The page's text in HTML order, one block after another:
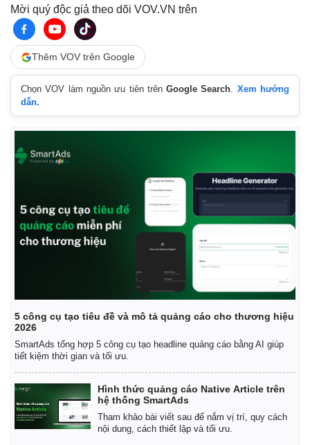
Thế giới
Cuộc sống đó đây
Hồ sơ
Multimedia
Infographic
Mời quý độc giả theo dõi VOV.VN trên
Thêm VOV trên Google
Chọn VOV làm nguồn ưu tiên trênGoogle Search. Xem hướng
dẫn.
5 công cụ tạo tiêu đề và mô tả quảng cáo cho thương hiệu
2026
SmartAds tổng hợp 5 công cụ tạo headline quảng cáo bằng AI giúp
tiết kiệm thời gian và tối ưu.
Hình thức quảng cáo Native Article trên
hệ thống SmartAds
Tham khảo bài viết sau để nắm vị trí, quy cách
nội dung, cách thiết lập và tối ưu.